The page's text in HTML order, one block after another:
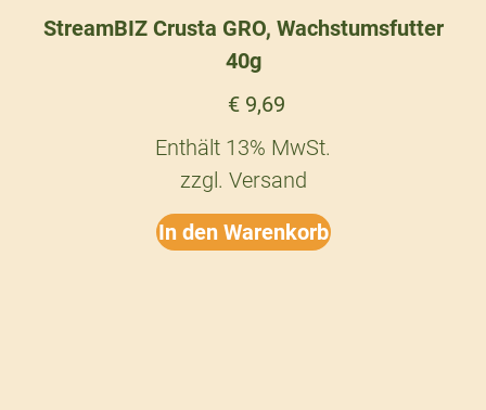
StreamBIZ Crusta GRO, Wachstumsfutter
40g
€ 9,69
Enthält 13% MwSt.
zzgl. Versand
In den Warenkorb